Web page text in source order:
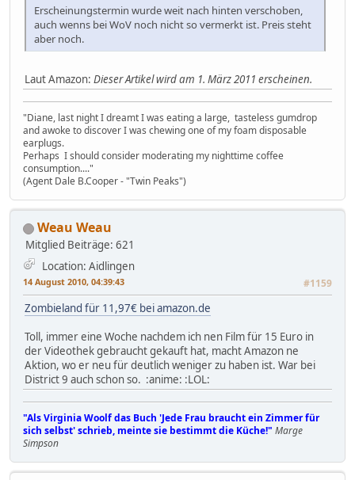
Erscheinungstermin wurde weit nach hinten verschoben,
auch wenns bei WoV noch nicht so vermerkt ist. Preis steht
aber noch.
Laut Amazon: Dieser Artikel wird am 1. März 2011 erscheinen.
"Diane, last night I dreamt I was eating a large, tasteless gumdrop
and awoke to discover I was chewing one of my foam disposable
earplugs.
Perhaps I should consider moderating my nighttime coffee
consumption...."
(Agent Dale B.Cooper - "Twin Peaks")
Weau Weau
Mitglied Beiträge: 621
Location: Aidlingen
14 August 2010, 04:39:43 #1159
Zombieland für 11,97€ bei amazon.de
Toll, immer eine Woche nachdem ich nen Film für 15 Euro in
der Videothek gebraucht gekauft hat, macht Amazon ne
Aktion, wo er neu für deutlich weniger zu haben ist. War bei
District 9 auch schon so. :anime: :LOL:
"Als Virginia Woolf das Buch 'Jede Frau braucht ein Zimmer für
sich selbst' schrieb, meinte sie bestimmt die Küche!" Marge
Simpson